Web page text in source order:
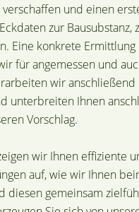
und einen
zur Bausubstanz,
Eine konkrete Ermittlung
für angemessen und
wir anschließend
unterbreiten Ihnen
Vorschlag.
wir Ihnen effiziente
auf, wie wir Ihnen
diesen gemeinsam